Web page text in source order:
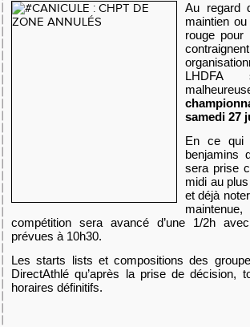
Au regard
maintien
rouge
LHDFA
samedi 27
En ce qui
benjamins
sera prise
midi au
et déjà
compétition sera avancé d’une 1/2h
prévues à 10h30.
Les starts lists et compositions des
DirectAthlé qu’après la prise de décision,
horaires définitifs.